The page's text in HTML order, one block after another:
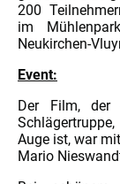
200
im
Neukirchen-
Event:
Der Film, der
Auge ist, war
Mario